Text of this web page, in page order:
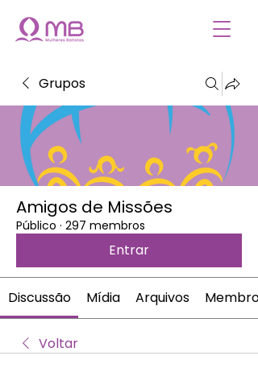
Grupos
Amigos de Missões
Público · 297 membros
Entrar
Discussão Mídia Arquivos Membros
Voltar